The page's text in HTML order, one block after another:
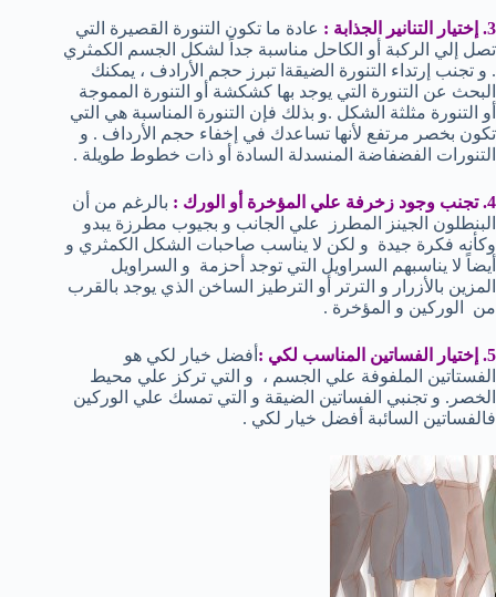
3. إختيار التنانير الجذابة :
عادة ما تكون التنورة القصيرة التي
تصل إلي الركبة أو الكاحل مناسبة جداً لشكل الجسم الكمثري
. و تجنب إرتداء التنورة الضيقةا تبرز حجم الأرادف ، يمكنك
البحث عن التنورة التي يوجد بها كشكشة أو التنورة المموجة
أو التنورة مثلثة الشكل .و بذلك فإن التنورة المناسبة هي التي
تكون بخصر مرتفع لأنها تساعدك في إخفاء حجم الأرداف . و
التنورات الفضفاضة المنسدلة السادة أو ذات خطوط طويلة .
4. تجنب وجود زخرفة علي المؤخرة أو الورك :
بالرغم من أن
البنطلون الجينز المطرز علي الجانب و بجيوب مطرزة يبدو
وكأنه فكرة جيدة و لكن لا يناسب صاحبات الشكل الكمثري و
أيضاً لا يناسبهم السراويل التي توجد أحزمة و السراويل
المزين بالأزرار و الترتر أو الترطيز الساخن الذي يوجد بالقرب
من الوركين و المؤخرة .
5. إختيار الفساتين المناسب لكي :
أفضل خيار لكي هو
الفستاتين الملفوفة علي الجسم ، و التي تركز علي محيط
الخصر. و تجنبي الفساتين الضيقة و التي تمسك علي الوركين
فالفساتين السائبة أفضل خيار لكي .